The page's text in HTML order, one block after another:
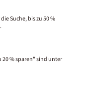
Suche, bis zu 50 %
20 % sparen" sind unter